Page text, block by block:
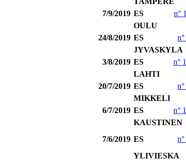
7/9/2019 ES n°
OULU
24/8/2019 ES
JYVASKYLA
3/8/2019 ES n°
LAHTI
20/7/2019 ES
MIKKELI
6/7/2019 ES n°
KAUSTINEN
7/6/2019 ES
YLIVIESKA